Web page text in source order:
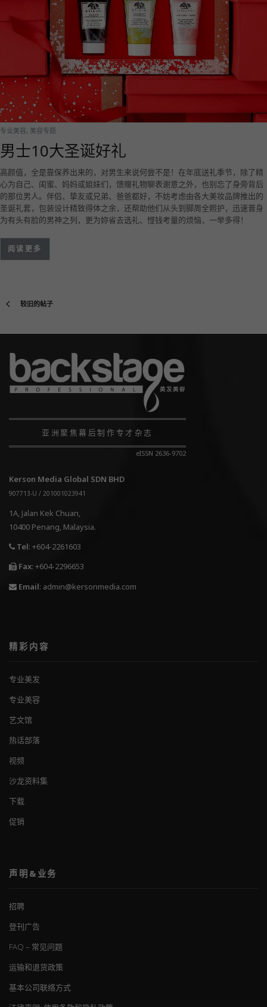
专业美容, 美容专题
男士10大圣诞好礼
高颜值，全是靠保养出来的，对男生来说何尝不是！在年底送礼季节，除了精
心为自己、闺蜜、妈妈或姐妹们，馈赠礼物聊表谢意之外，也别忘了身旁背后
的那位男人。伴侣、挚友或兄弟、爸爸都好，不妨考虑由各大美妆品牌推出的
圣诞礼套，包装设计精致得体之余，还帮助他们从头到脚周全照护，迅速晋身
为有头有脸的男神之列，更为妳省去选礼、悭钱考量的烦恼，一举多得！
阅读更多
较旧的帖子
亚洲聚焦幕后制作专才杂志
eISSN 2636-9702
Kerson Media Global SDN BHD
907713-U / 201001023941
1A, Jalan Kek Chuan,
10400 Penang, Malaysia.
Tel: +604-2261603
Fax: +604-2296653
Email: admin@kersonmedia.com
精彩内容
专业美发
专业美容
艺文馆
热话部落
视频
沙龙资料集
下载
促销
声明&业务
招聘
登刊广告
FAQ – 常见问题
运输和退货政策
基本公司联络方式